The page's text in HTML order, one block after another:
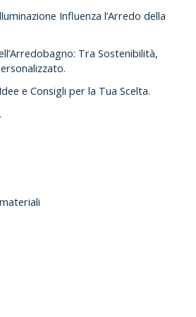
Influenza l’Arredo della
Tra Sostenibilità,
e Consigli per la Tua Scelta.